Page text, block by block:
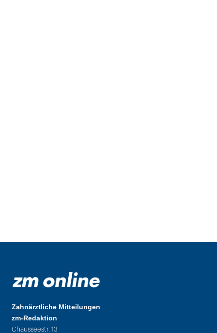
Zahnärztliche Mitteilungen
zm-Redaktion
Chausseestr. 13